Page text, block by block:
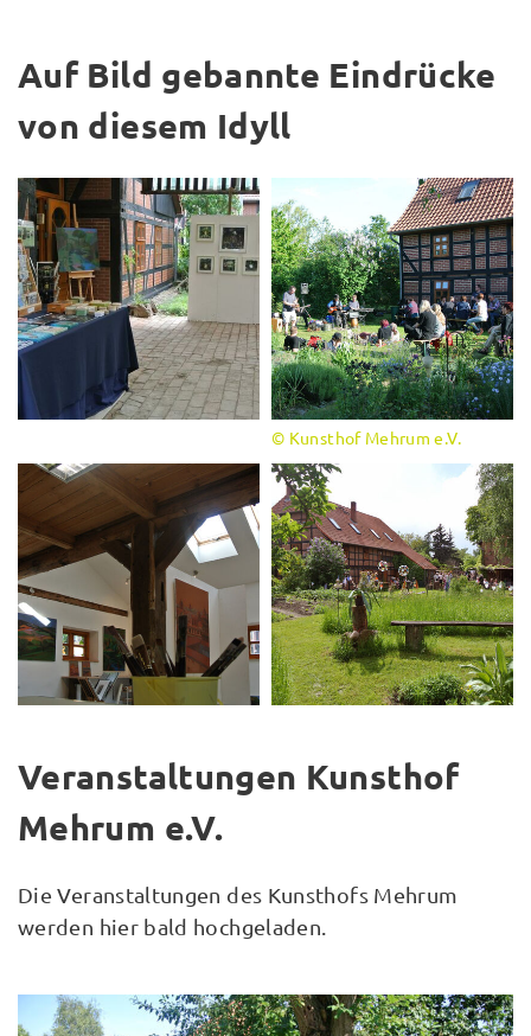
Auf Bild gebannte Eindrücke
von diesem Idyll
© Kunsthof Mehrum e.V.
Veranstaltungen Kunsthof
Mehrum e.V.
Die Veranstaltungen des Kunsthofs Mehrum
werden hier bald hochgeladen.